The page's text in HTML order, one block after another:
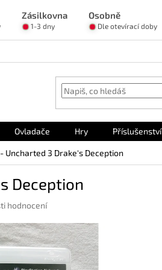
Zásilkovna Osobně
1-3 dny Dle otevírací doby
Ovladače Hry Příslušenství
- Uncharted 3 Drake's Deception
Deception
hodnocení